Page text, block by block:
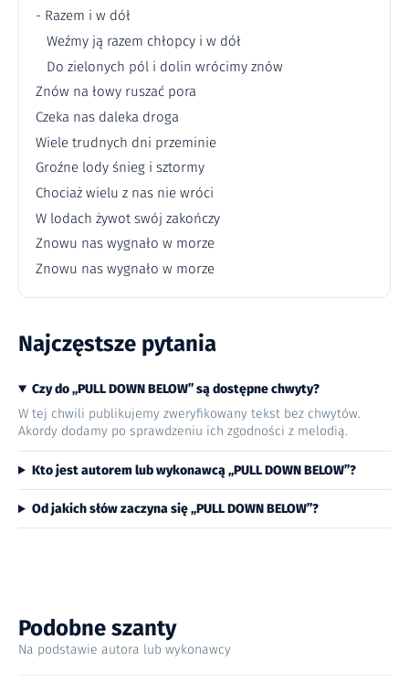
- Razem i w dół
Weźmy ją razem chłopcy i w dół
Do zielonych pól i dolin wrócimy znów
Znów na łowy ruszać pora
Czeka nas daleka droga
Wiele trudnych dni przeminie
Groźne lody śnieg i sztormy
Chociaż wielu z nas nie wróci
W lodach żywot swój zakończy
Znowu nas wygnało w morze
Znowu nas wygnało w morze
Najczęstsze pytania
Czy do „PULL DOWN BELOW” są dostępne chwyty?
W tej chwili publikujemy zweryfikowany tekst bez chwytów.
Akordy dodamy po sprawdzeniu ich zgodności z melodią.
Kto jest autorem lub wykonawcą „PULL DOWN BELOW”?
Od jakich słów zaczyna się „PULL DOWN BELOW”?
Podobne szanty
Na podstawie autora lub wykonawcy